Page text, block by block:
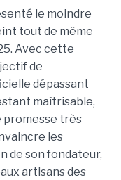
le moindre
tout de même
Avec cette
de
dépassant
maîtrisable,
promesse très
les
de son fondateur,
artisans des